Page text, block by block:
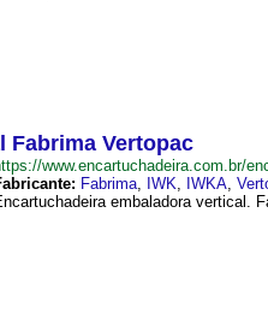
Fabrima Vertopac
www.encartuchadeira.com.br/
Fabrima, IWK, IWKA,
embaladora vertical.